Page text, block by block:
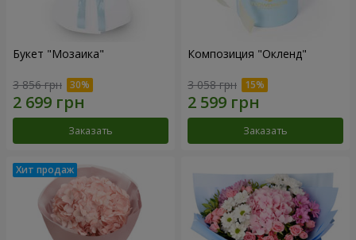
Букет "Мозаика"
3 856 грн
Заказать
Композиция "Окленд"
3 058 грн
Заказать